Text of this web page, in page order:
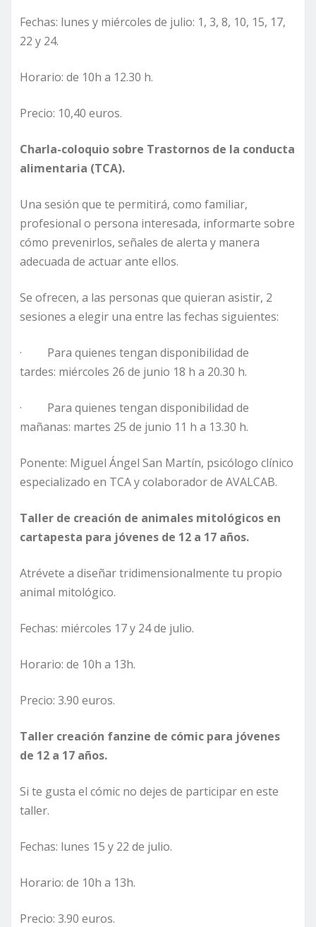
Fechas: lunes y miércoles de julio: 1, 3, 8, 10, 15, 17,
22 y 24.
Horario: de 10h a 12.30 h.
Precio: 10,40 euros.
Charla-coloquio sobre Trastornos de la conducta
alimentaria (TCA).
Una sesión que te permitirá, como familiar,
profesional o persona interesada, informarte sobre
cómo prevenirlos, señales de alerta y manera
adecuada de actuar ante ellos.
Se ofrecen, a las personas que quieran asistir, 2
sesiones a elegir una entre las fechas siguientes:
· Para quienes tengan disponibilidad de
tardes: miércoles 26 de junio 18 h a 20.30 h.
· Para quienes tengan disponibilidad de
mañanas: martes 25 de junio 11 h a 13.30 h.
Ponente: Miguel Ángel San Martín, psicólogo clínico
especializado en TCA y colaborador de AVALCAB.
Taller de creación de animales mitológicos en
cartapesta para jóvenes de 12 a 17 años.
Atrévete a diseñar tridimensionalmente tu propio
animal mitológico.
Fechas: miércoles 17 y 24 de julio.
Horario: de 10h a 13h.
Precio: 3.90 euros.
Taller creación fanzine de cómic para jóvenes
de 12 a 17 años.
Si te gusta el cómic no dejes de participar en este
taller.
Fechas: lunes 15 y 22 de julio.
Horario: de 10h a 13h.
Precio: 3.90 euros.